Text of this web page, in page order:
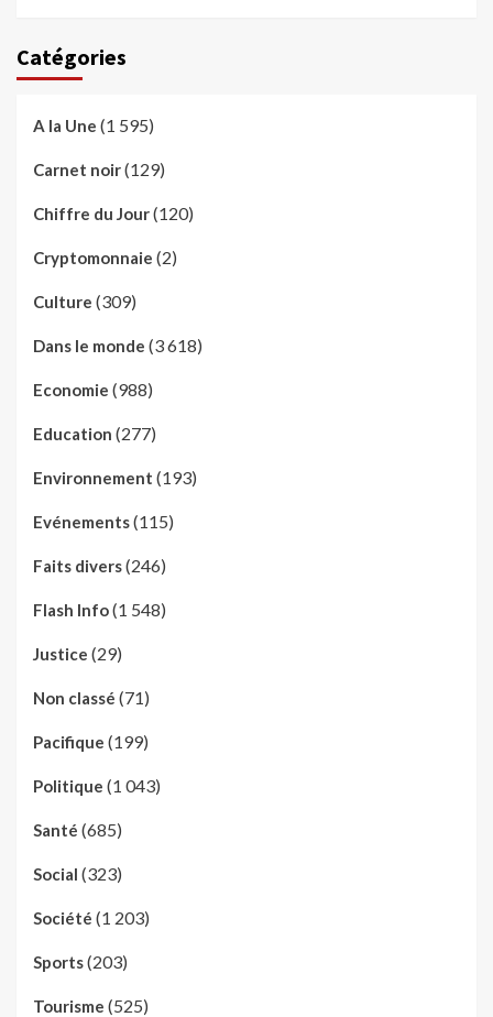
Catégories
A la Une (1 595)
Carnet noir(129)
Chiffre du Jour(120)
Cryptomonnaie (2)
Culture (309)
Dans le monde (3 618)
Economie (988)
Education (277)
Environnement (193)
Evénements(115)
Faits divers(246)
Flash Info(1 548)
Justice (29)
Non classé (71)
Pacifique (199)
Politique (1 043)
Santé (685)
Social (323)
Société (1 203)
Sports(203)
Tourisme (525)